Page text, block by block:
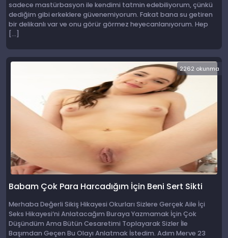
sadece mastürbasyon ile kendimi tatmin edebiliyorum, çünkü
dediğim gibi erkeklere güvenemiyorum. Fakat bana su getiren
bir delikanlı var ve onu görür görmez heyecanlanıyorum. Hep
[…]
2262 okunma
Babam Çok Para Harcadığım İçin Beni Sert Sikti
Merhaba Değerli Sikiş Hikayesi Okurları Sizlere Gerçek Aile İçi
Seks Hikayesi‘ni Anlatacağım Buraya Yazmamak İçin Çok
Düşündüm Ama Bütün Cesaretimi Toplayarak Sizler İle
Başımdan Geçen Bu Olayı Anlatmak İstedim. Adım Merve 23